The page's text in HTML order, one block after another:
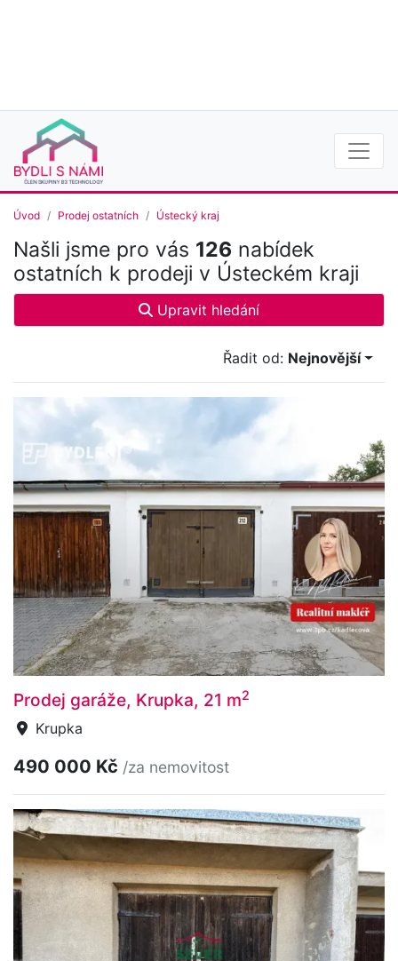
Úvod Prodej ostatních Ústecký kraj
Našli jsme pro vás 126 nabídek
ostatních k prodeji v Ústeckém kraji
Upravit hledání
Řadit od: Nejnovější
Prodej garáže, Krupka, 21 m2
Krupka
490 000 Kč /za nemovitost